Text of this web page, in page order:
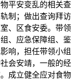
平安变乱的相关查
制；做出查询拜访
、区食安委。带领
、应急保障组、鉴
响，担任带领小组
会安靖，一般的经
成立健全应对食物